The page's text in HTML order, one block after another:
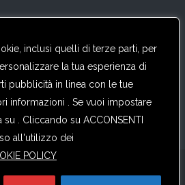
inclusi quelli di terze parti, per
la tua esperienza di
pubblicità in linea con le tue
informazioni . Se vuoi impostare
. Cliccando su ACCONSENTI
all'utilizzo dei
POLICY
& Partners. Tutti i diritti sono